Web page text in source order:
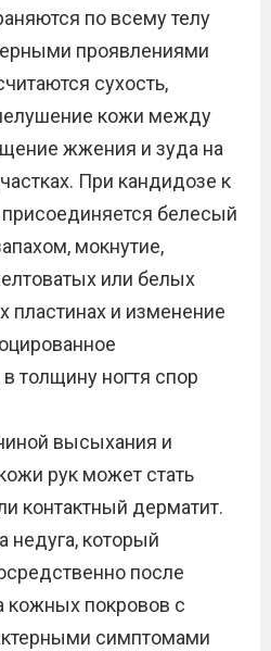
по всему телу
проявлениями
сухость,
кожи между
жжения и зуда на
При кандидозе к
белесый
мокнутие,
или белых
пластинах и изменение
толщину ногтя спор
высыхания и
рук может стать
контактный дерматит.
недуга, который
после
кожных покровов с
симптомами